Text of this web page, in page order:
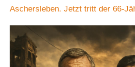
Aschersleben. Jetzt tritt der 66-